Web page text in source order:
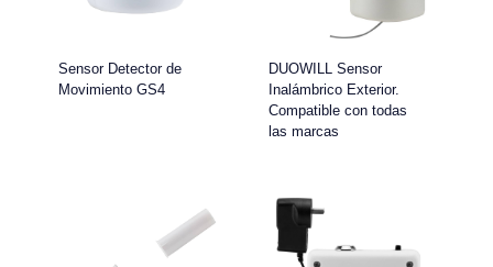
Sensor Detector de
Movimiento GS4
DUOWILL Sensor
Inalámbrico Exterior.
Compatible con todas
las marcas